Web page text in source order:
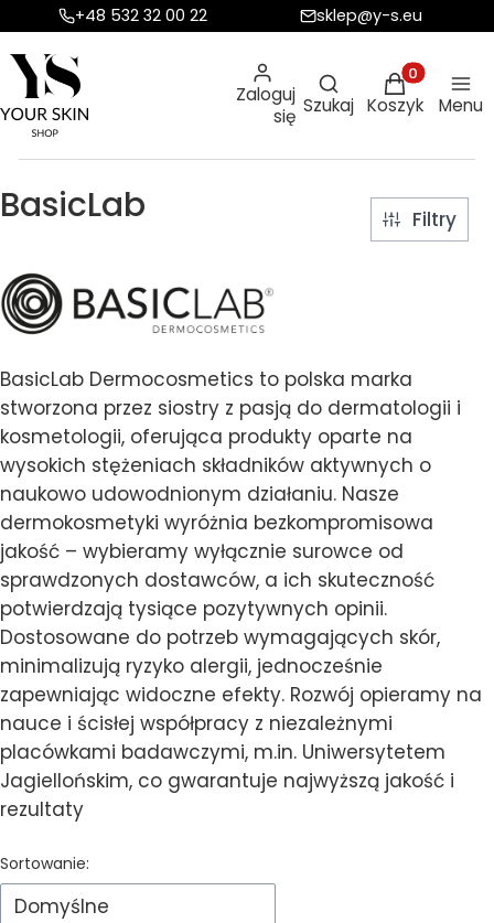
+48 532 32 00 22 sklep@y-s.eu
Zaloguj
się
Otwórz
Szukaj
Produkty w
Koszyk Menu
BasicLab Filtry
BasicLab Dermocosmetics to polska marka
stworzona przez siostry z pasją do dermatologii i
kosmetologii, oferująca produkty oparte na
wysokich stężeniach składników aktywnych o
naukowo udowodnionym działaniu. Nasze
dermokosmetyki wyróżnia bezkompromisowa
jakość – wybieramy wyłącznie surowce od
sprawdzonych dostawców, a ich skuteczność
potwierdzają tysiące pozytywnych opinii.
Dostosowane do potrzeb wymagających skór,
minimalizują ryzyko alergii, jednocześnie
zapewniając widoczne efekty. Rozwój opieramy na
nauce i ścisłej współpracy z niezależnymi
placówkami badawczymi, m.in. Uniwersytetem
Jagiellońskim, co gwarantuje najwyższą jakość i
rezultaty
Lista produktów
Sortowanie:
Domyślne